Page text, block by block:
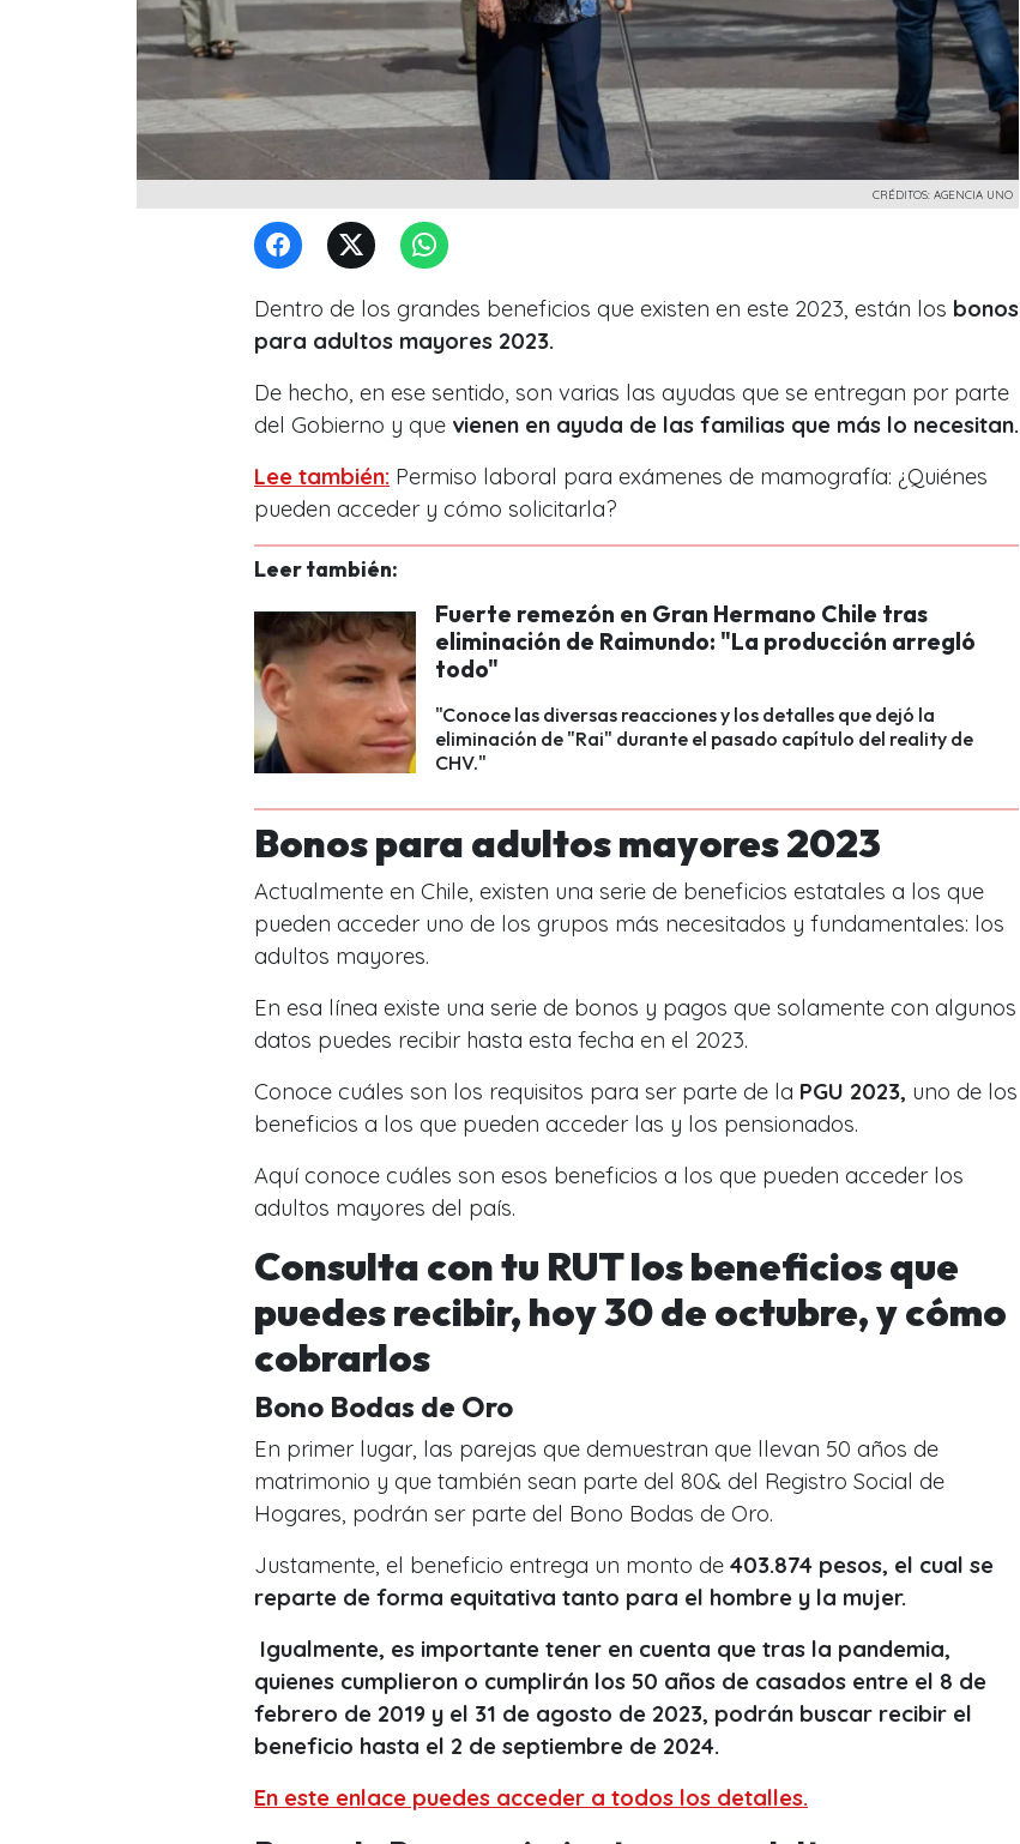
CRÉDITOS: AGENCIA UNO
Dentro de los grandes beneficios que existen en este 2023, están los bonos
para adultos mayores 2023.
De hecho, en ese sentido, son varias las ayudas que se entregan por parte
del Gobierno y que vienen en ayuda de las familias que más lo necesitan.
Lee también: Permiso laboral para exámenes de mamografía: ¿Quiénes
pueden acceder y cómo solicitarla?
Leer también:
Fuerte remezón en Gran Hermano Chile tras
eliminación de Raimundo: "La producción arregló
todo"
"Conoce las diversas reacciones y los detalles que dejó la
eliminación de "Rai" durante el pasado capítulo del reality de
CHV."
Bonos para adultos mayores 2023
Actualmente en Chile, existen una serie de beneficios estatales a los que
pueden acceder uno de los grupos más necesitados y fundamentales: los
adultos mayores.
En esa línea existe una serie de bonos y pagos que solamente con algunos
datos puedes recibir hasta esta fecha en el 2023.
Conoce cuáles son los requisitos para ser parte de la PGU 2023, uno de los
beneficios a los que pueden acceder las y los pensionados.
Aquí conoce cuáles son esos beneficios a los que pueden acceder los
adultos mayores del país.
Consulta con tu RUT los beneficios que
puedes recibir, hoy 30 de octubre, y cómo
cobrarlos
Bono Bodas de Oro
En primer lugar, las parejas que demuestran que llevan 50 años de
matrimonio y que también sean parte del 80& del Registro Social de
Hogares, podrán ser parte del Bono Bodas de Oro.
Justamente, el beneficio entrega un monto de 403.874 pesos, el cual se
reparte de forma equitativa tanto para el hombre y la mujer.
Igualmente, es importante tener en cuenta que tras la pandemia,
quienes cumplieron o cumplirán los 50 años de casados entre el 8 de
febrero de 2019 y el 31 de agosto de 2023, podrán buscar recibir el
beneficio hasta el 2 de septiembre de 2024.
En este enlace puedes acceder a todos los detalles.